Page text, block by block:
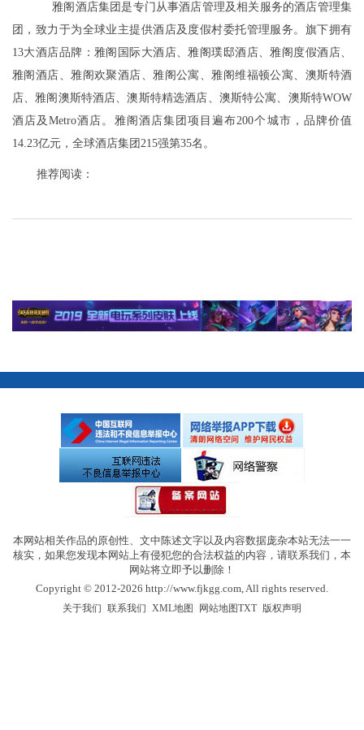
雅阁酒店集团是专门从事酒店管理及相关服务的酒店管理集
团，致力于为全球业主提供酒店及度假村委托管理服务。旗下拥有
13大酒店品牌：雅阁国际大酒店、雅阁璞邸酒店、雅阁度假酒店、
雅阁酒店、雅阁欢聚酒店、雅阁公寓、雅阁维福顿公寓、澳斯特酒
店、雅阁澳斯特酒店、澳斯特精选酒店、澳斯特公寓、澳斯特WOW
酒店及Metro酒店。雅阁酒店集团项目遍布200个城市，品牌价值
14.23亿元，全球酒店集团215强第35名。
推荐阅读：
本网站相关作品的原创性、文中陈述文字以及内容数据庞杂本站无法一一
核实，如果您发现本网站上有侵犯您的合法权益的内容，请联系我们，本
网站将立即予以删除！
Copyright © 2012-2026 http://www.fjkgg.com, All rights reserved.
关于我们 联系我们 XML地图 网站地图TXT| 版权声明